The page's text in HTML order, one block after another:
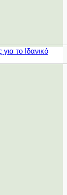
το Ιδανικό